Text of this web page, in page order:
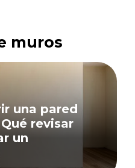
muros
una pared
revisar
un